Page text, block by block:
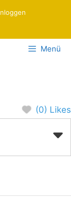
Menü
(0) Likes